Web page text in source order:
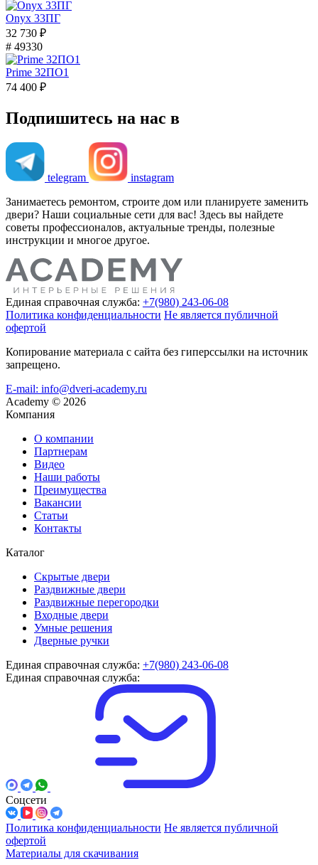
Onyx 33ПГ
32 730 ₽
# 49330
Prime 32ПО1
74 400 ₽
Подпишитесь на нас в
telegram
instagram
Занимаетесь ремонтом, строите дом или планируете заменить
двери? Наши социальные сети для вас! Здесь вы найдете
советы профессионалов, актуальные тренды, полезные
инструкции и многое другое.
Единая справочная служба: +7(980) 243-06-08
Политика конфиденциальности Не является публичной
офертой
Копирование материала с сайта без гиперссылки на источник
запрещено.
E-mail: info@dveri-academy.ru
Academy © 2026
Компания
О компании
Партнерам
Видео
Наши работы
Преимущества
Вакансии
Статьи
Контакты
Каталог
Скрытые двери
Раздвижные двери
Раздвижные перегородки
Входные двери
Умные решения
Дверные ручки
Единая справочная служба: +7(980) 243-06-08
Единая справочная служба:
Соцсети
Политика конфиденциальности Не является публичной
офертой
Материалы для скачивания